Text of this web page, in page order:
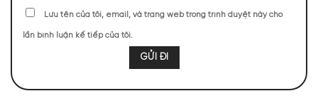
TOP NOTES
Chanh Vàng Cam Bergamot Lá Violet Hoa Cam
Lưu tên của tôi, email, và trang web trong trình duyệt này cho
lần bình luận kế tiếp của tôi.